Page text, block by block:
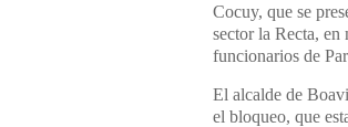
Cocuy, que se
sector la Recta, en
funcionarios de
El alcalde de
el bloqueo, que